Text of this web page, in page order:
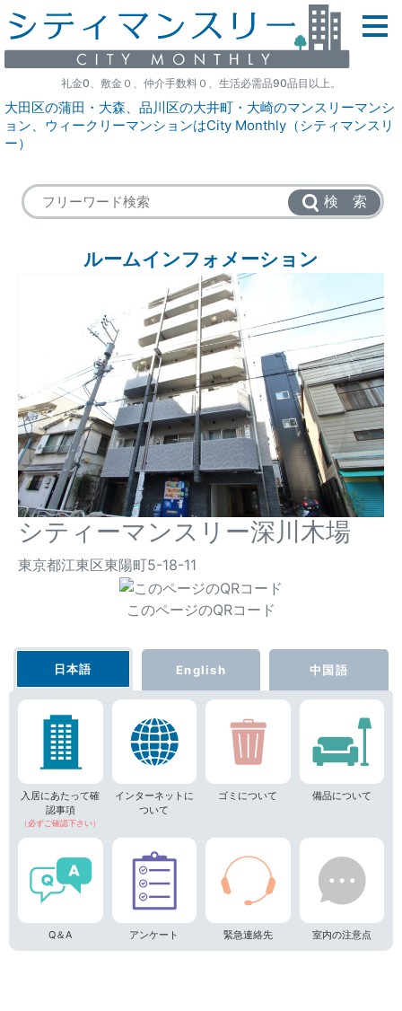
礼金0、敷金０、仲介手数料０、生活必需品90品目以上。
大田区の蒲田・大森、品川区の大井町・大崎のマンスリーマンシ
ョン、ウィークリーマンションはCity Monthly（シティマンスリ
ー）
検 索
ルームインフォメーション
シティーマンスリー深川木場
東京都江東区東陽町5-18-11
このページのQRコード
日本語 English 中国語
入居にあたって確
認事項
（必ずご確認下さい）
インターネットに
ついて
ゴミについて 備品について
Q＆A アンケート 緊急連絡先 室内の注意点